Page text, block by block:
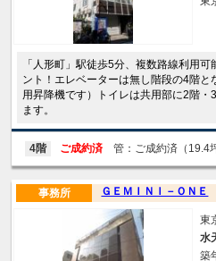
「人形町」駅徒歩5分、複数路線利用
ント！エレベーターは無し階段の4階
用昇降機です）トイレは共用部に2階・
ます。
4階 ご成約済 管：ご成約済（19.4
ＧＥＭＩＮＩ－ＯＮＥ
事務所
東
水
築